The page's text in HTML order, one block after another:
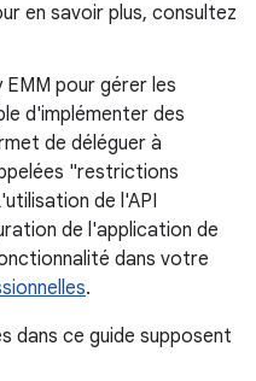
en savoir plus, consultez
EMM pour gérer les
d'implémenter des
de déléguer à
"restrictions
de l'API
de l'application de
dans votre
.
dans ce guide supposent